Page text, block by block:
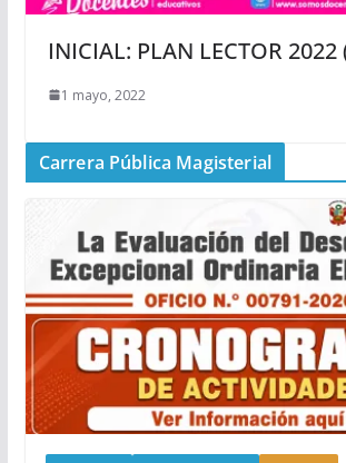
INICIAL: PLAN LECTOR
1 mayo, 2022
Carrera Pública Magisterial